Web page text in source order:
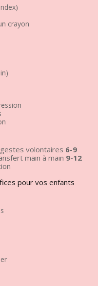
crayon
volontaires 6-9
main à main 9-12
pour vos enfants